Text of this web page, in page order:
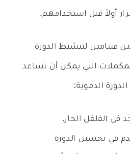
أولاً قبل استخدامهم.
فيتامين لتنشيط الدورة
التي يمكن أن تساعد
الدموية:
في الفلفل الحار،
في تحسين الدورة